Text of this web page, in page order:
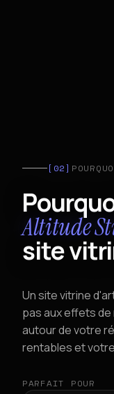
[02]
Altitude
site
Un site vitrine
pas aux effets
autour de votre
rentables et
PARFAIT POUR